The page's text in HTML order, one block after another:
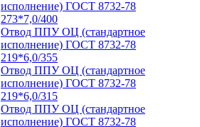
исполнение) ГОСТ 8732-78
273*7,0/400
Отвод ППУ ОЦ (стандартное
исполнение) ГОСТ 8732-78
219*6,0/355
Отвод ППУ ОЦ (стандартное
исполнение) ГОСТ 8732-78
219*6,0/315
Отвод ППУ ОЦ (стандартное
исполнение) ГОСТ 8732-78